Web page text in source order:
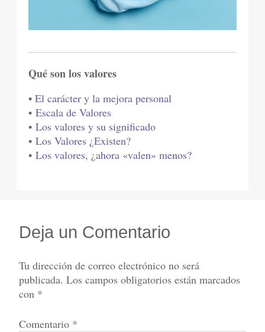
Qué son los valores
•El carácter y la mejora personal
•Escala de Valores
•Los valores y su significado
•Los Valores ¿Existen?
•Los valores, ¿ahora «valen» menos?
Deja un Comentario
Tu dirección de correo electrónico no será
publicada. Los campos obligatorios están marcados
con *
Comentario *